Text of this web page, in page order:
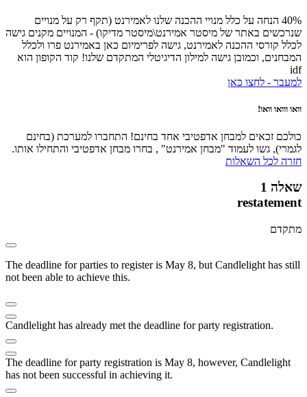
40% הנחה על כלל מנויי ההכנה שלנו לאמירנט (תקף רק על מנויים
שנרכשים באתר של מיסטר אמירנט\מיסטר מדיקו) - המנויים מקנים גישה
לכלל קורסי ההכנה לאמירנט, גישה לפרימיום כאן באמירנט פרו ולכלל
המבחנים, וכמובן גישה למילון הדיגיטלי המתקדם שלנו! קוד הקופון הוא
idf
למעבר - לחצו כאן
וואו ווואו וואו!
כולכם זכאים למבחן אדפטיבי אחד בחינם! התחברו למערכת (בחינם
לגמרי), גשו לעמוד "מבחן אמירנט" , בחרו מבחן אדפטיבי והתחילו אותו.
חזרה לכל השאלות
שאלה 1
restatement
מתקדם
The deadline for parties to register is May 8, but Candlelight has still
not been able to achieve this.
Candlelight has already met the deadline for party registration.
The deadline for party registration is May 8, however, Candlelight
has not been successful in achieving it.